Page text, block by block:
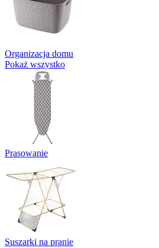
Organizacja domu
Pokaż wszystko
Prasowanie
Suszarki na pranie